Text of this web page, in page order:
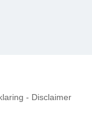
- Disclaimer